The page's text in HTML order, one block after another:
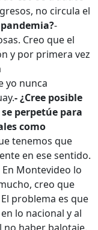
no circula el
-
Creo que el
y por primera vez
yo nunca
- ¿Cree posible
perpetúe para
como
tenemos que
en ese sentido.
Montevideo lo
creo que
El problema es que
lo nacional y al